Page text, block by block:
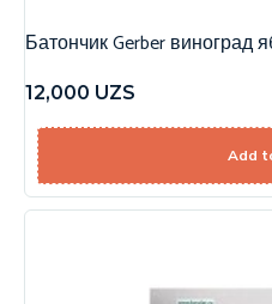
Батончик Gerber виноград
12,000 UZS
Add